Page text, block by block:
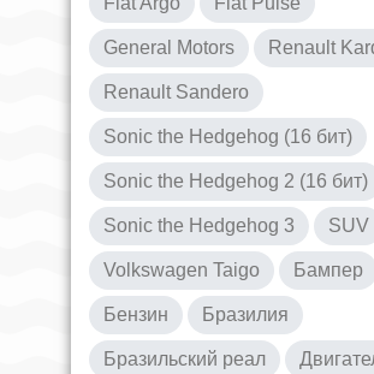
General Motors Renault
Renault Sandero
Sonic the Hedgehog (16 бит)
Sonic the Hedgehog 2 (16 бит)
Sonic the Hedgehog 3 SUV
Volkswagen Taigo Бампер
Бензин Бразилия
Бразильский реал